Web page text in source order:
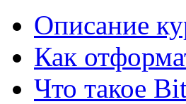
Описание
Как
Что такое